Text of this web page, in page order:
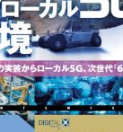
Summer